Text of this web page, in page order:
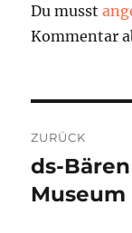
Du musst
Kommentar
ZURÜCK
Vorheriger
Beitrag:
ds-
Museum